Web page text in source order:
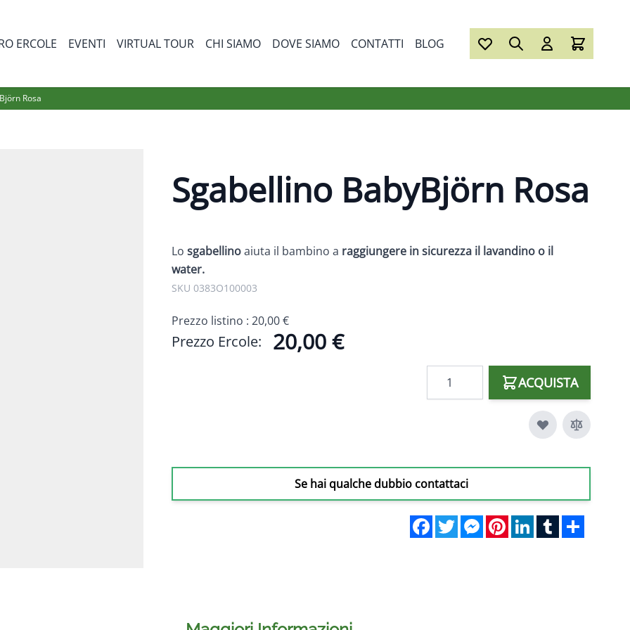
for Prodotti
ERCOLE EVENTI VIRTUAL TOUR CHI SIAMO DOVE SIAMO CONTATTI BLOG
Rosa
Sgabellino BabyBjörn Rosa
Lo sgabellinoaiuta il bambino a raggiungere in sicurezza il lavandino o il
water.
SKU 0383O100003
Prezzo listino : 20,00 €
Prezzo Ercole: 20,00 €
ACQUISTA
Se hai qualche dubbio contattaci
FacebookTwitterMessengerPinterestLinkedInTumblr